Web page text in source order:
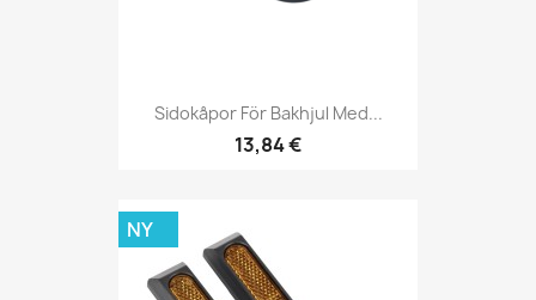
Sidokåpor För Bakhjul Med...
13,84 €
NY